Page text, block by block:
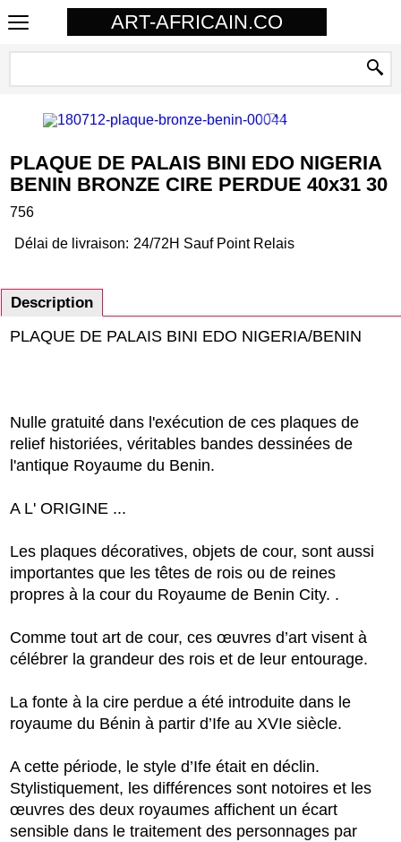
ART-AFRICAIN.CO
PLAQUE DE PALAIS BINI EDO NIGERIA
BENIN BRONZE CIRE PERDUE 40x31 30
756
Délai de livraison: 24/72H Sauf Point Relais
Description
PLAQUE DE PALAIS BINI EDO NIGERIA/BENIN
Nulle gratuité dans l'exécution de ces plaques de
relief historiées, véritables bandes dessinées de
l'antique Royaume du Benin.
A L' ORIGINE ...
Les plaques décoratives, objets de cour, sont aussi
importantes que les têtes de rois ou de reines
propres à la cour du Royaume de Benin City. .
Comme tout art de cour, ces œuvres d’art visent à
célébrer la grandeur des rois et de leur entourage.
La fonte à la cire perdue a été introduite dans le
royaume du Bénin à partir d’Ife au XVIe siècle.
A cette période, le style d’Ife était en déclin.
Stylistiquement, les différences sont notoires et les
œuvres des deux royaumes affichent un écart
sensible dans le traitement des personnages par